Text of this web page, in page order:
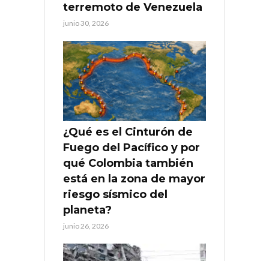
terremoto de Venezuela
junio 30, 2026
¿Qué es el Cinturón de
Fuego del Pacífico y por
qué Colombia también
está en la zona de mayor
riesgo sísmico del
planeta?
junio 26, 2026